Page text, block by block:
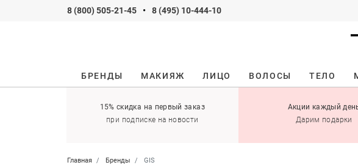
8 (800) 505-21-45 • 8 (495) 10-444-10
БРЕНДЫ МАКИЯЖ ЛИЦО ВОЛОСЫ ТЕЛО
15% скидка на первый заказ
при подписке на новости
Акции каждый
Дарим подарки
Главная Бренды GIS